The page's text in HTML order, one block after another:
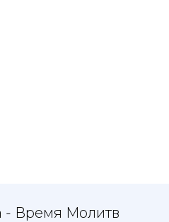
- Время Молитв